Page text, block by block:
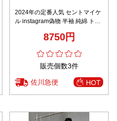
2024年の定番人気 セントマイケ
ル instagram偽物 半袖 純綿 トッ
8750円
販売個数3件
佐川急便 HOT